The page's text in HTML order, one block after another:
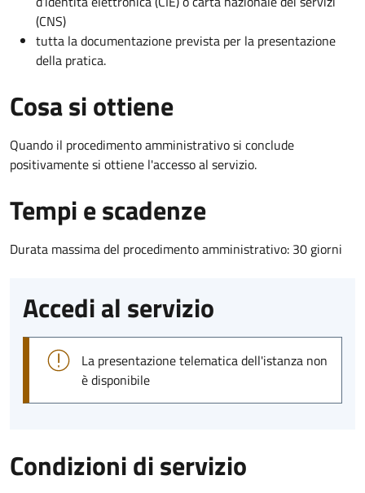
(CNS)
tutta la documentazione prevista per la presentazione
della pratica.
Cosa si ottiene
Quando il procedimento amministrativo si conclude
positivamente si ottiene l'accesso al servizio.
Tempi e scadenze
Durata massima del procedimento amministrativo: 30 giorni
Accedi al servizio
La presentazione telematica dell'istanza non
è disponibile
Condizioni di servizio